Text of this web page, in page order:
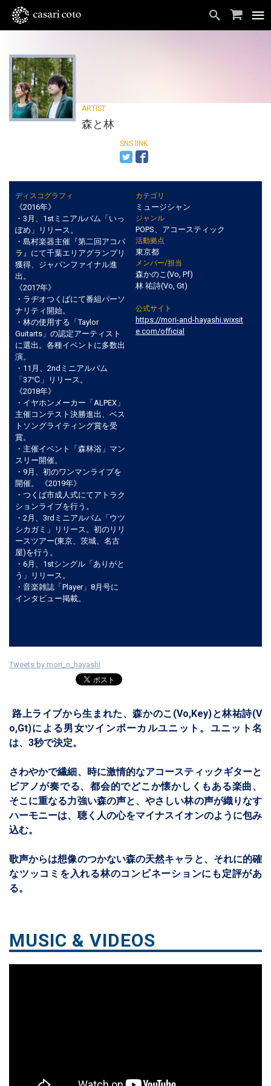
森と林
ディスコグラフィ
《2016年》
・3月、1stミニアルバム「いっ
ぽめ」リリース。
・島村楽器主催『第二回アコパ
ラ』にて千葉エリアグランプリ
獲得、ジャパンファイナル進
出。
《2017年》
・ラヂオつくばにて番組パーソ
ナリティ開始。
・林の使用する「Taylor
Guitarts」の認定アーティスト
に選出。各種イベントに多数出
演。
・11月、2ndミニアルバム
「37℃」リリース。
《2018年》
・イヤホンメーカー「ALPEX」
主催コンテスト決勝進出、ベス
トソングライティング賞を受
賞。
・主催イベント「森林浴」マン
スリー開催。
・9月、初のワンマンライブを
開催。 《2019年》
・つくば市成人式にてアトラク
ションライブを行う。
・2月、3rdミニアルバム「ウツ
シカガミ」リリース。初のリリ
ースツアー(東京、茨城、名古
屋)を行う。
・6月、1stシングル「ありがと
う」リリース。
​・音楽雑誌「Player」8月号に
インタビュー掲載。
カテゴリ
ミュージシャン
ジャンル
POPS、アコースティック
活動拠点
東京都
メンバー/担当
森かのこ(Vo, Pf)
林 祐詩(Vo, Gt)
公式サイト
https://mori-and-hayashi.wixsit
e.com/official
Tweets by mori_n_hayashi
路上ライブから生まれた、森かのこ(Vo,Key)と林祐詩(V
o,Gt)による男女ツインボーカルユニット。ユニット名
は、3秒で決定。
さわやかで繊細、時に激情的なアコースティックギターと
ピアノが奏でる、都会的でどこか懐かしくもある楽曲、
そこに重なる力強い森の声と、やさしい林の声が織りなす
ハーモニーは、聴く人の心をマイナスイオンのように包み
込む。
歌声からは想像のつかない森の天然キャラと、それに的確
なツッコミを入れる林のコンビネーションにも定評があ
る。
MUSIC & VIDEOS